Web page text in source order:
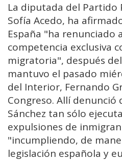
La diputada del Partido
Sofía Acedo, ha
España "ha renunciado
competencia exclusiva
migratoria", después
mantuvo el pasado
del Interior, Fernando
Congreso. Allí denunció
Sánchez tan sólo
expulsiones de
"incumpliendo, de
legislación española y